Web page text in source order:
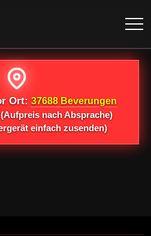
Ort: 37688 Beverungen
nach Absprache)
einfach zusenden)